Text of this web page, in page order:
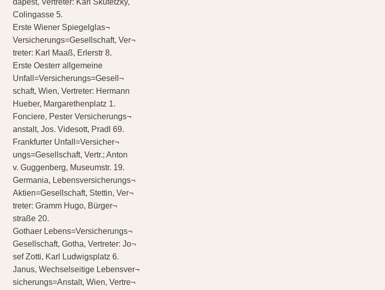
dapest, Vertreter: Karl Skutetzky,
Colingasse 5.
Erste Wiener Spiegelglas¬
Versicherungs=Gesellschaft, Ver¬
treter: Karl Maaß, Erlerstr 8.
Erste Oesterr allgemeine
Unfall=Versicherungs=Gesell¬
schaft, Wien, Vertreter: Hermann
Hueber, Margarethenplatz 1.
Fonciere, Pester Versicherungs¬
anstalt, Jos. Videsott, Pradl 69.
Frankfurter Unfall=Versicher¬
ungs=Gesellschaft, Vertr.; Anton
v. Guggenberg, Museumstr. 19.
Germania, Lebensversicherungs¬
Aktien=Gesellschaft, Stettin, Ver¬
treter: Gramm Hugo, Bürger¬
straße 20.
Gothaer Lebens=Versicherungs¬
Gesellschaft, Gotha, Vertreter: Jo¬
sef Zotti, Karl Ludwigsplatz 6.
Janus, Wechselseitige Lebensver¬
sicherungs=Anstalt, Wien, Vertre¬